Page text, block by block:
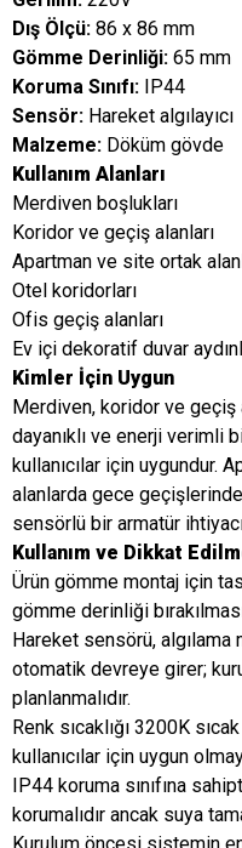
Dış Ölçü: 86 x 86 mm
Gömme Derinliği: 65 mm
Koruma Sınıfı: IP44
Sensör: Hareket algılayıcı
Malzeme: Döküm gövde
Kullanım Alanları
Merdiven boşlukları
Koridor ve geçiş alanları
Apartman ve site ortak
Otel koridorları
Ofis geçiş alanları
Ev içi dekoratif duvar
Kimler İçin Uygun
Merdiven, koridor ve geçiş
dayanıklı ve enerji verimli
kullanıcılar için uygundur.
alanlarda gece
sensörlü bir armatür
Kullanım ve Dikkat
Ürün gömme montaj için
gömme derinliği
Hareket sensörü,
otomatik devreye girer;
planlanmalıdır.
Renk sıcaklığı 3200K
kullanıcılar için uygun
IP44 koruma sınıfına
korumalıdır ancak suya